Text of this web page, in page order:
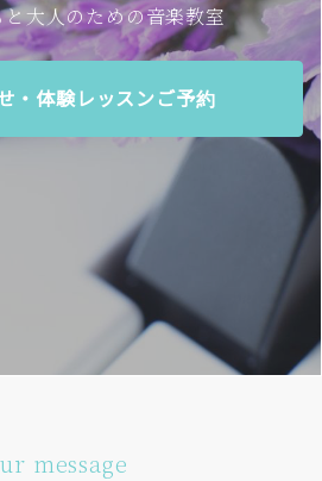
大人のための音楽教室
・体験レッスンご予約
message